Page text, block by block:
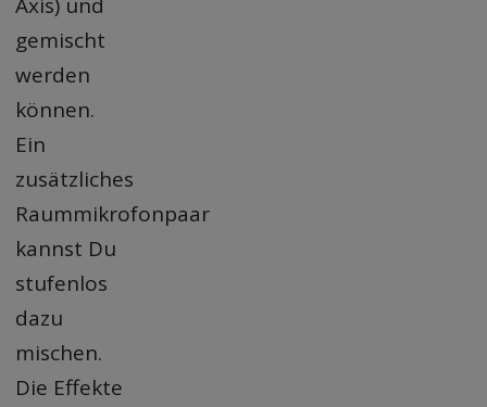
Axis) und
gemischt
werden
können.
Ein
zusätzliches
Raummikrofonpaar
kannst Du
stufenlos
dazu
mischen.
Die Effekte